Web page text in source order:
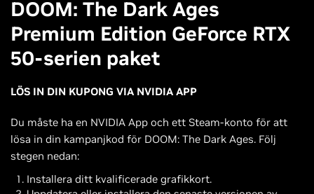
DOOM: The Dark Ages
Premium Edition GeForce RTX
50-serien paket
LÖS IN DIN KUPONG VIA NVIDIA APP
Du måste ha en NVIDIA App och ett Steam-konto för att
lösa in din kampanjkod för DOOM: The Dark Ages. Följ
stegen nedan:
Installera ditt kvalificerade grafikkort.